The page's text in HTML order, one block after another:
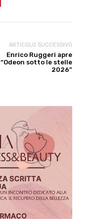
ARTICOLO SUCCESSIVO
Enrico Ruggeri apre
“Odeon sotto le stelle
2026”